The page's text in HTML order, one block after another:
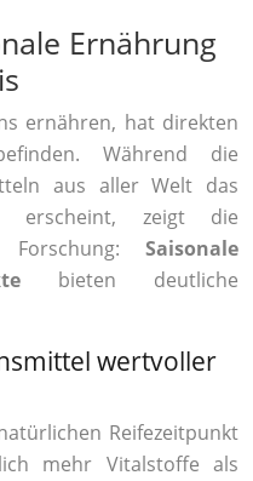
Ernährung
ernähren, hat direkten
Während die
aus aller Welt das
erscheint, zeigt die
Forschung: Saisonale
bieten deutliche
wertvoller
Reifezeitpunkt
mehr Vitalstoffe als